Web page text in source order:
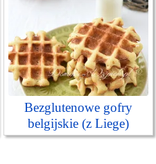
Bezglutenowe gofry
belgijskie (z Liege)